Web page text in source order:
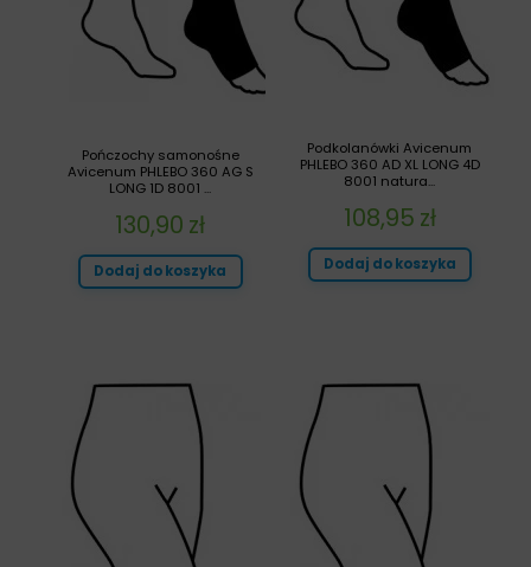
Podkolanówki Avicenum
PHLEBO 360 AD XL LONG 4D
8001 natura...
108,95 zł
Dodaj do koszyka
Pończochy samonośne
Avicenum PHLEBO 360 AG S
LONG 1D 8001 ...
130,90 zł
Dodaj do koszyka